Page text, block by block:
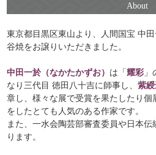
東京都目黒区東山より、人間国宝 中
谷焼をお譲りいただきました。
中田一於（なかたかずお） は「耀彩」
なり三代目 徳田八十吉に師事し、 紫
章し、様々な展で受賞を果たしたり
をしたとても人気のある作家です。
また、一水会陶芸部審査委員や日本
ります。